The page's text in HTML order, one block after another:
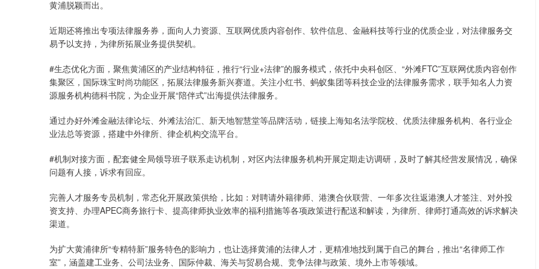
黄浦脱颖而出。
近期还将推出专项法律服务券，面向人力资源、互联网优质内容创作、软件信息、金融科技等行业的优质企业，对法律服务交
易予以支持，为律所拓展业务提供契机。
#生态优化方面，聚焦黄浦区的产业结构特征，推行“行业+法律”的服务模式，依托中央科创区、“外滩FTC”互联网优质内容创作
集聚区，国际珠宝时尚功能区，拓展法律服务新兴赛道。关注小红书、蚂蚁集团等科技企业的法律服务需求，联手知名人力资
源服务机构德科书院，为企业开展“陪伴式”出海提供法律服务。
通过办好外滩金融法律论坛、外滩法治汇、新天地智慧堂等品牌活动，链接上海知名法学院校、优质法律服务机构、各行业企
业法总等资源，搭建中外律所、律企机构交流平台。
#机制对接方面，配套健全局领导班子联系走访机制，对区内法律服务机构开展定期走访调研，及时了解其经营发展情况，确保
问题有人接，诉求有回应。
完善人才服务专员机制，常态化开展政策供给，比如：对聘请外籍律师、港澳合伙联营、一年多次往返港澳人才签注、对外投
资支持、办理APEC商务旅行卡、提高律师执业效率的福利措施等各项政策进行配送和解读，为律所、律师打通高效的诉求解决
渠道。
为扩大黄浦律所“专精特新”服务特色的影响力，也让选择黄浦的法律人才，更精准地找到属于自己的舞台，推出“名律师工作
室”，涵盖建工业务、公司法业务、国际仲裁、海关与贸易合规、竞争法律与政策、境外上市等领域。